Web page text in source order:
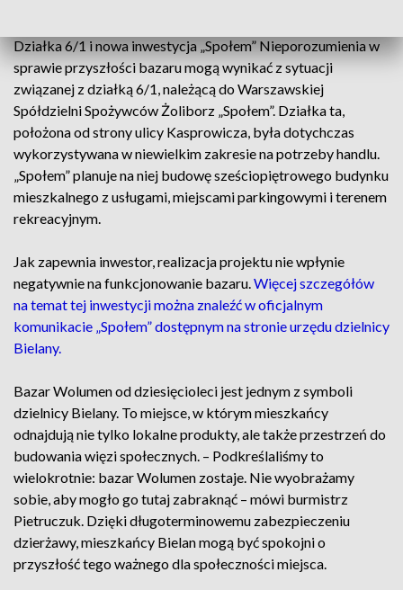
Działka 6/1 i nowa inwestycja „Społem” Nieporozumienia w
sprawie przyszłości bazaru mogą wynikać z sytuacji
związanej z działką 6/1, należącą do Warszawskiej
Spółdzielni Spożywców Żoliborz „Społem”. Działka ta,
położona od strony ulicy Kasprowicza, była dotychczas
wykorzystywana w niewielkim zakresie na potrzeby handlu.
„Społem” planuje na niej budowę sześciopiętrowego budynku
mieszkalnego z usługami, miejscami parkingowymi i terenem
rekreacyjnym.
Jak zapewnia inwestor, realizacja projektu nie wpłynie
negatywnie na funkcjonowanie bazaru.Więcej szczegółów
na temat tej inwestycji można znaleźć w oficjalnym
komunikacie „Społem” dostępnym na stronie urzędu dzielnicy
Bielany.
Bazar Wolumen od dziesięcioleci jest jednym z symboli
dzielnicy Bielany. To miejsce, w którym mieszkańcy
odnajdują nie tylko lokalne produkty, ale także przestrzeń do
budowania więzi społecznych. – Podkreślaliśmy to
wielokrotnie: bazar Wolumen zostaje. Nie wyobrażamy
sobie, aby mogło go tutaj zabraknąć – mówi burmistrz
Pietruczuk. Dzięki długoterminowemu zabezpieczeniu
dzierżawy, mieszkańcy Bielan mogą być spokojni o
przyszłość tego ważnego dla społeczności miejsca.